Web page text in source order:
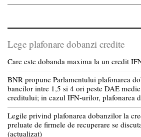
Lege plafonare dobanzi credite
Care este dobanda maxima la un credit
BNR propune Parlamentului plafonarea
bancilor intre 1,5 si 4 ori peste DAE
creditului; in cazul IFN-urilor, plafonarea
Legile privind plafonarea dobanzilor la
preluate de firmele de recuperare se
(actualizat)